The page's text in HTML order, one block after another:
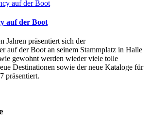
auf der Boot
Jahren präsentiert sich der
auf der Boot an seinem Stammplatz in Halle
gewohnt werden wieder viele tolle
Destinationen sowie der neue Kataloge für
präsentiert.